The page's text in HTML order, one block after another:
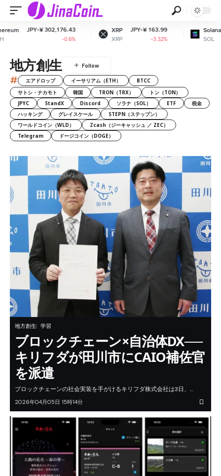
¥ 302,176.43 JPY-¥ 163.99
-3.32%
JPY-¥
地方創生
# エアドロップ イーサリアム（ETH）
BTCC
サトシ・ナカモト
韓国 TRON（TRX）
トン（TON）
JPYC
StandX Discord ソラナ（SOL） ETF
税金
ハッキング
グレイスケール
STEPN（ステップン）
ワールドコイン（WLD）
Zcash（ジーキャッシュ ／ ZEC）
Telegram
ドージコイン（DOGE）
地方創生 学習
ブロックチェーン×自治体DX──
キリフダが田川市にCAIO補佐官
を派遣
ブロックチェーンの社会実装を手がけるキリフダ株式会社は3日、…
2026年04月05日 15時14分